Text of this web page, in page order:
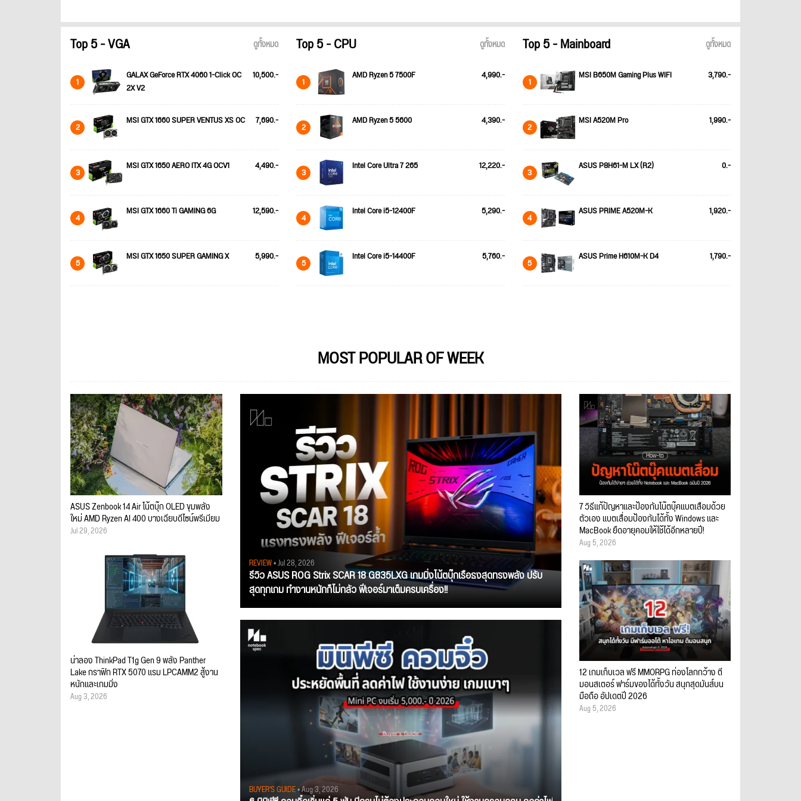
Top 5 - VGA ดูทั้งหมด
1
GALAX GeForce RTX 4060 1-Click OC
2X V2
10,500.-
2 MSI GTX 1660 SUPER VENTUS XS OC 7,690.-
3 MSI GTX 1650 AERO ITX 4G OCV1 4,490.-
4 MSI GTX 1660 Ti GAMING 6G 12,590.-
5 MSI GTX 1650 SUPER GAMING X 5,990.-
Top 5 - CPU ดูทั้งหมด
1 AMD Ryzen 5 7500F 4,990.-
2 AMD Ryzen 5 5600 4,390.-
3 Intel Core Ultra 7 265 12,220.-
4 Intel Core i5-12400F 5,290.-
5 Intel Core i5-14400F 5,760.-
Top 5 - Mainboard ดูทั้งหมด
1 MSI B650M Gaming Plus WIFI 3,790.-
2 MSI A520M Pro 1,990.-
3 ASUS P8H61-M LX (R2) 0.-
4 ASUS PRIME A520M-K 1,920.-
5 ASUS Prime H610M-K D4 1,790.-
MOST POPULAR OF WEEK
REVIEW• Jul 28, 2026
รีวิว ASUS ROG Strix SCAR 18 G835LXG เกมมิ่งโน้ตบุ๊กเรือธงสุดทรงพลัง ปรับ
สุดทุกเกม ทำงานหนักก็ไม่กลัว ฟีเจอร์มาเต็มครบเครื่อง!!
BUYER'S GUIDE• Aug 3, 2026
ASUS Zenbook 14 Air โน้ตบุ๊ก OLED ขุมพลัง
ใหม่ AMD Ryzen AI 400 บางเฉียบดีไซน์พรีเมียม
Jul 29, 2026
น่าลอง ThinkPad T1g Gen 9 พลัง Panther
Lake กราฟิก RTX 5070 แรม LPCAMM2 สู้งาน
หนักและเกมมิ่ง
Aug 3, 2026
7 วิธีแก้ปัญหาและป้องกันโน๊ตบุ๊คแบตเสื่อมด้วย
ตัวเอง แบตเสื่อมป้องกันได้ทั้ง Windows และ
MacBook ยืดอายุคอมให้ใช้ได้อีกหลายปี!
Aug 5, 2026
12 เกมเก็บเวล ฟรี MMORPG ท่องโลกกว้าง ตี
มอนสเตอร์ ฟาร์มของได้ทั้งวัน สนุกสุดมันส์บน
มือถือ อัปเดตปี 2026
Aug 5, 2026